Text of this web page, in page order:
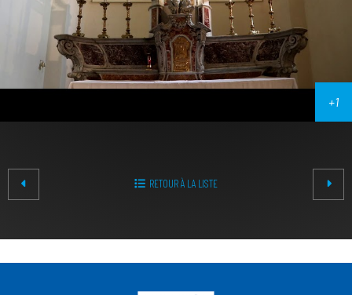
RETOUR À LA LISTE